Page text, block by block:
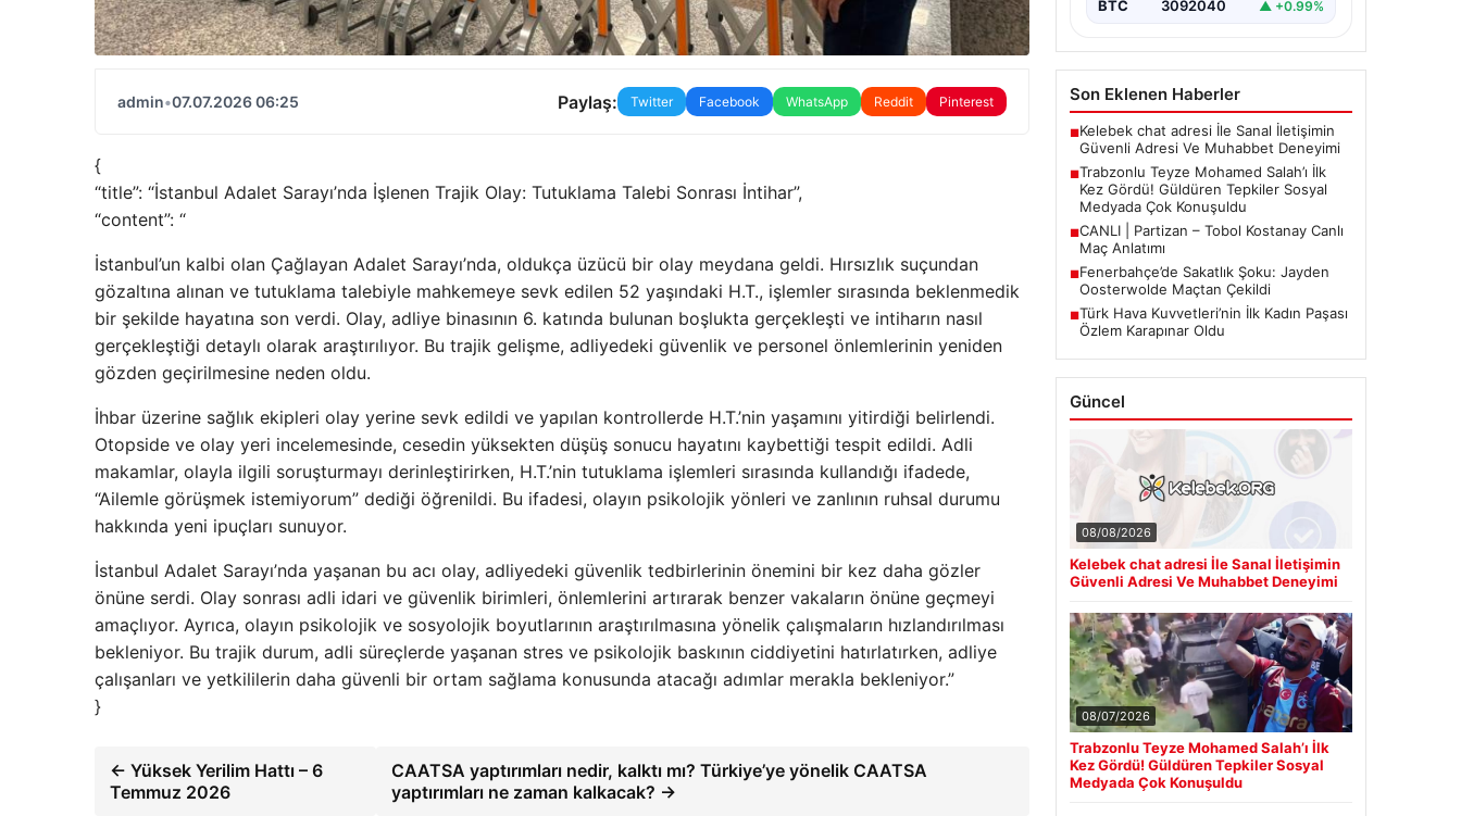
admin•07.07.2026 06:25 Paylaş: Twitter Facebook WhatsApp Reddit Pinterest
{
“title”: “İstanbul Adalet Sarayı’nda İşlenen Trajik Olay: Tutuklama Talebi Sonrası İntihar”,
“content”: “
İstanbul’un kalbi olan Çağlayan Adalet Sarayı’nda, oldukça üzücü bir olay meydana geldi. Hırsızlık suçundan
gözaltına alınan ve tutuklama talebiyle mahkemeye sevk edilen 52 yaşındaki H.T., işlemler sırasında beklenmedik
bir şekilde hayatına son verdi. Olay, adliye binasının 6. katında bulunan boşlukta gerçekleşti ve intiharın nasıl
gerçekleştiği detaylı olarak araştırılıyor. Bu trajik gelişme, adliyedeki güvenlik ve personel önlemlerinin yeniden
gözden geçirilmesine neden oldu.
İhbar üzerine sağlık ekipleri olay yerine sevk edildi ve yapılan kontrollerde H.T.’nin yaşamını yitirdiği belirlendi.
Otopside ve olay yeri incelemesinde, cesedin yüksekten düşüş sonucu hayatını kaybettiği tespit edildi. Adli
makamlar, olayla ilgili soruşturmayı derinleştirirken, H.T.’nin tutuklama işlemleri sırasında kullandığı ifadede,
“Ailemle görüşmek istemiyorum” dediği öğrenildi. Bu ifadesi, olayın psikolojik yönleri ve zanlının ruhsal durumu
hakkında yeni ipuçları sunuyor.
İstanbul Adalet Sarayı’nda yaşanan bu acı olay, adliyedeki güvenlik tedbirlerinin önemini bir kez daha gözler
önüne serdi. Olay sonrası adli idari ve güvenlik birimleri, önlemlerini artırarak benzer vakaların önüne geçmeyi
amaçlıyor. Ayrıca, olayın psikolojik ve sosyolojik boyutlarının araştırılmasına yönelik çalışmaların hızlandırılması
bekleniyor. Bu trajik durum, adli süreçlerde yaşanan stres ve psikolojik baskının ciddiyetini hatırlatırken, adliye
çalışanları ve yetkililerin daha güvenli bir ortam sağlama konusunda atacağı adımlar merakla bekleniyor.”
}
← Yüksek Yerilim Hattı – 6
Temmuz 2026
CAATSA yaptırımları nedir, kalktı mı? Türkiye’ye yönelik CAATSA
yaptırımları ne zaman kalkacak? →
isimlerinden biri olan Mohamed
BTC 3092040 ▲ +0.99%
Son Eklenen Haberler
■Kelebek chat adresi İle Sanal İletişimin
Güvenli Adresi Ve Muhabbet Deneyimi
■Trabzonlu Teyze Mohamed Salah’ı İlk
Kez Gördü! Güldüren Tepkiler Sosyal
Medyada Çok Konuşuldu
■CANLI | Partizan – Tobol Kostanay Canlı
Maç Anlatımı
■Fenerbahçe’de Sakatlık Şoku: Jayden
Oosterwolde Maçtan Çekildi
■Türk Hava Kuvvetleri’nin İlk Kadın Paşası
Özlem Karapınar Oldu
Güncel
08/08/2026
Kelebek chat adresi İle Sanal İletişimin
Güvenli Adresi Ve Muhabbet Deneyimi
08/07/2026
Trabzonlu Teyze Mohamed Salah’ı İlk
Kez Gördü! Güldüren Tepkiler Sosyal
Medyada Çok Konuşuldu